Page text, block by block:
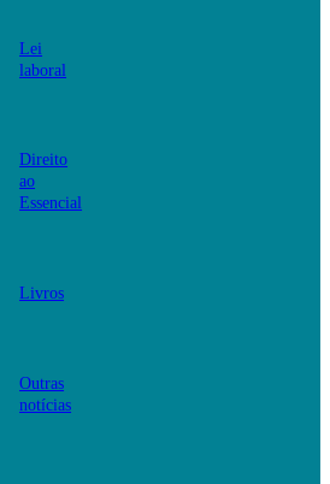
Lei
laboral
Direito
ao
Essencial
Livros
Outras
notícias